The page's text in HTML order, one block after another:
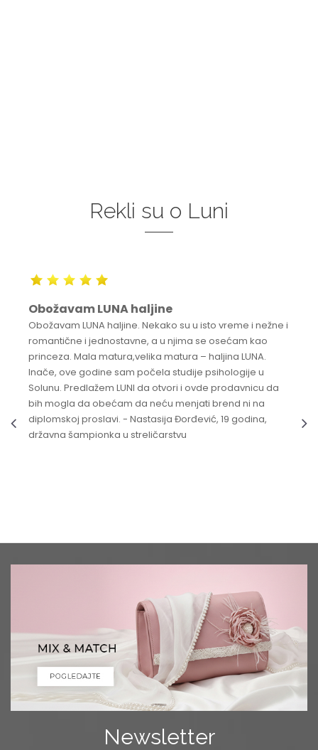
Rekli su o Luni
Obožavam LUNA haljine
Obožavam LUNA haljine. Nekako su u isto vreme i nežne i
romantične i jednostavne, a u njima se osećam kao
princeza. Mala matura,velika matura – haljina LUNA.
Inače, ove godine sam počela studije psihologije u
Solunu. Predlažem LUNI da otvori i ovde prodavnicu da
bih mogla da obećam da neću menjati brend ni na
diplomskoj proslavi. - Nastasija Đorđević, 19 godina,
državna šampionka u streličarstvu
Newsletter